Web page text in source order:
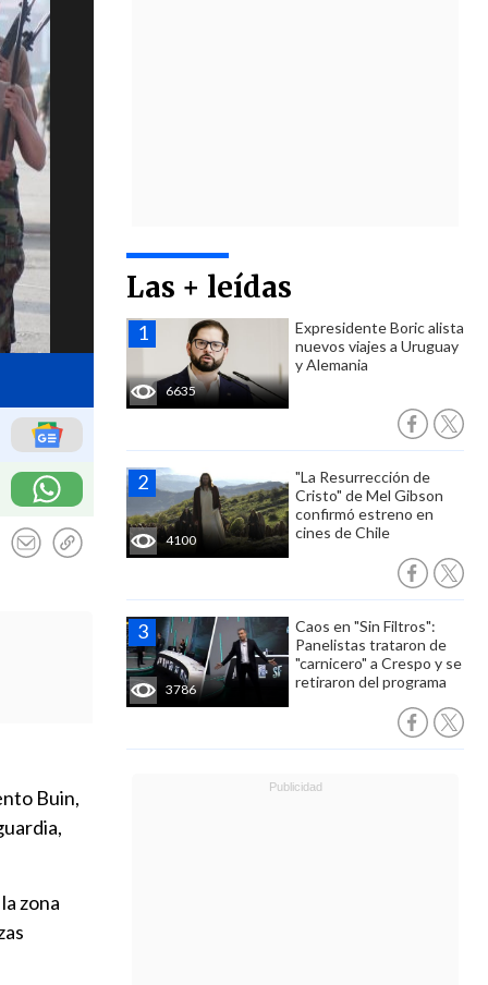
Las + leídas
6635
Expresidente Boric alista
nuevos viajes a Uruguay
y Alemania
4100
"La Resurrección de
Cristo" de Mel Gibson
confirmó estreno en
cines de Chile
3786
Caos en "Sin Filtros":
Panelistas trataron de
"carnicero" a Crespo y se
retiraron del programa
Buin,
zona